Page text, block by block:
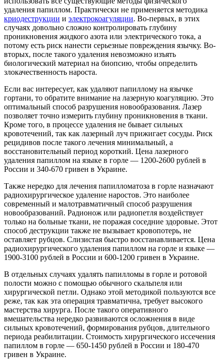
удаления папиллом. Практически не применяется методика
криодеструкции и электрокоагуляции. Во-первых, в этих
случаях довольно сложно контролировать глубину
проникновения жидкого азота или электрического тока, а
потому есть риск нанести серьезные повреждения язычку. Во-
вторых, после такого удаления невозможно изъять
биологический материал на биопсию, чтобы определить
злокачественность нароста.
Если вас интересует, как удаляют папиллому на язычке
гортани, то обратите внимание на лазерную коагуляцию. Это
оптимальный способ разрушения новообразования. Лазер
позволяет точно измерить глубину проникновения в ткани.
Кроме того, в процессе удаления не бывает сильных
кровотечений, так как лазерный луч прижигает сосуды. Риск
рецидивов после такого лечения минимальный, а
восстановительный период короткий. Цена лазерного
удаления папиллом на языке в горле — 1200-2600 рублей в
России и 340-670 гривен в Украине.
Также нередко для лечения папилломатоза в горле назначают
радиохирургическое удаление наростов. Это наиболее
современный и малотравматичный способ разрушения
новообразований. Радионож или радиопетля воздействует
только на больные ткани, не поражая соседние здоровые. Этот
способ деструкции также не вызывает кровопотерь, не
оставляет рубцов. Слизистая быстро восстанавливается. Цена
радиохирургического удаления папиллом на горле и языке —
1900-3100 рублей в России и 600-1200 гривен в Украине.
В отдельных случаях удалять папилломы в горле и ротовой
полости можно с помощью обычного скальпеля или
хирургической петли. Однако этой методикой пользуются все
реже, так как эта операция травматична, требует высокого
мастерства хирурга. После такого оперативного
вмешательства нередко развиваются осложнения в виде
сильных кровотечений, формирования рубцов, длительного
периода реабилитации. Стоимость хирургического иссечения
папиллом в горле — 650-1450 рублей в России и 180-470
гривен в Украине.